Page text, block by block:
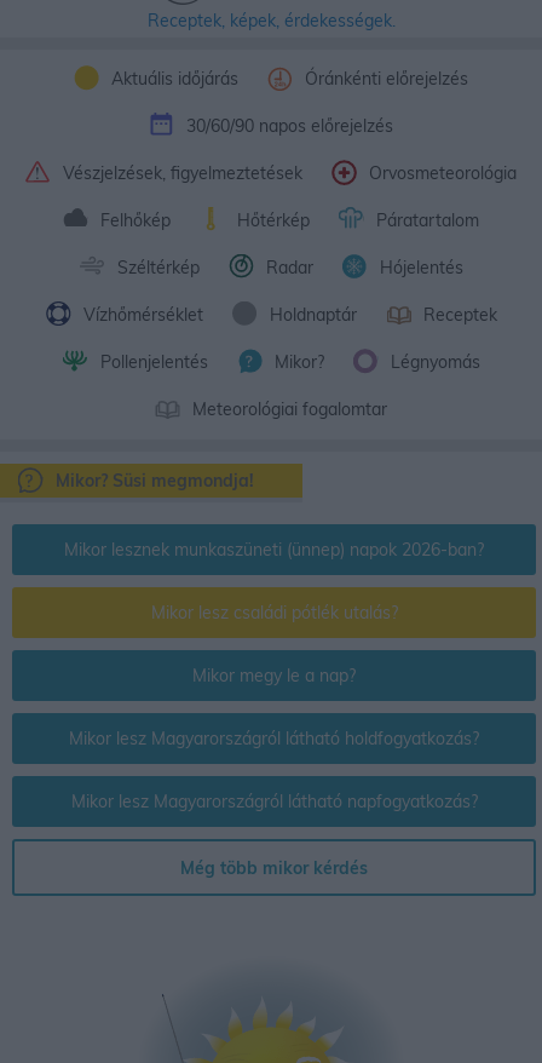
Aktuális időjárás Óránkénti előrejelzés
30/60/90 napos előrejelzés
Vészjelzések, figyelmeztetések Orvosmeteorológia
Felhőkép Hőtérkép Páratartalom
Széltérkép Radar Hójelentés
Vízhőmérséklet Holdnaptár Receptek
Pollenjelentés Mikor? Légnyomás
Meteorológiai fogalomtar
Mikor? Süsi megmondja!
Mikor lesznek munkaszüneti (ünnep) napok 2026-ban?
Mikor lesz családi pótlék utalás?
Mikor megy le a nap?
Mikor lesz Magyarországról látható holdfogyatkozás?
Mikor lesz Magyarországról látható napfogyatkozás?
Még több mikor kérdés
Receptek, képek, érdekességek.